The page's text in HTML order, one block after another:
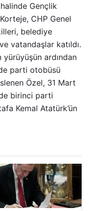
Gençlik
CHP Genel
belediye
vatandaşlar katıldı.
yürüyüşün ardından
parti otobüsü
Özel, 31 Mart
birinci parti
Kemal Atatürk’ün